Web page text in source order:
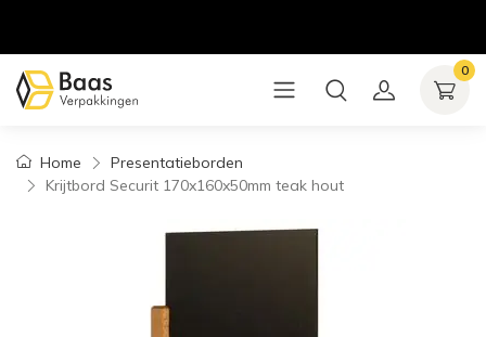
0
Home
Presentatieborden
Krijtbord Securit 170x160x50mm teak hout